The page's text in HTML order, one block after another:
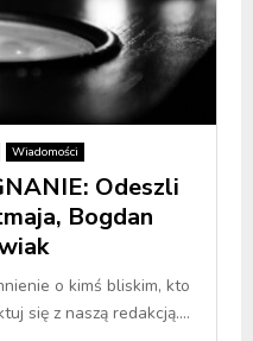
Wiadomości
Odeszli
Bogdan
o kimś bliskim, kto
się z naszą redakcją....